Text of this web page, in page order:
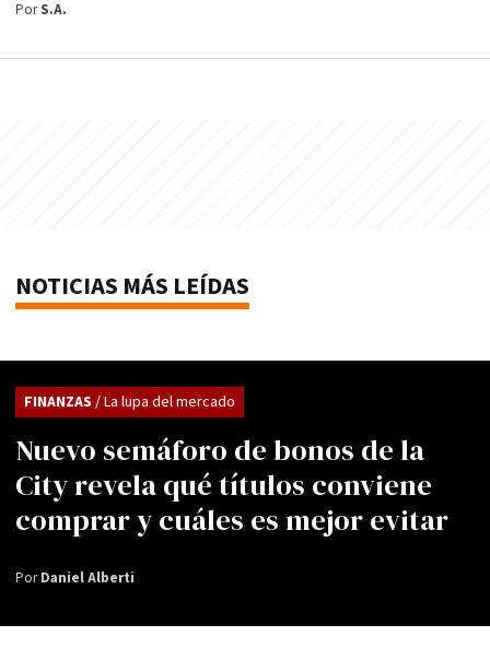
PorS.A.
NOTICIAS MÁS LEÍDAS
Nuevo semáforo de bonos de la
City revela qué títulos conviene
comprar y cuáles es mejor evitar
FINANZAS / La lupa del mercado
PorDaniel Alberti